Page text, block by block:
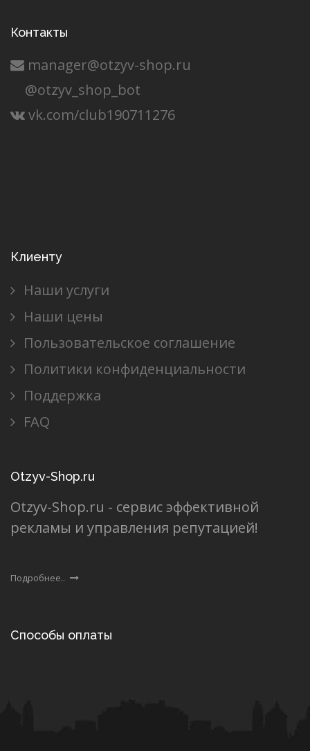
Контакты
manager@otzyv-shop.ru
@otzyv_shop_bot
vk.com/club190711276
Клиенту
Наши услуги
Наши цены
Пользовательское соглашение
Политики конфиденциальности
Поддержка
FAQ
Otzyv-Shop.ru
Otzyv-Shop.ru - сервис эффективной
рекламы и управления репутацией!
Подробнее..
Способы оплаты